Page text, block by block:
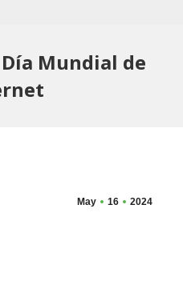
Mundial de
May 16 2024